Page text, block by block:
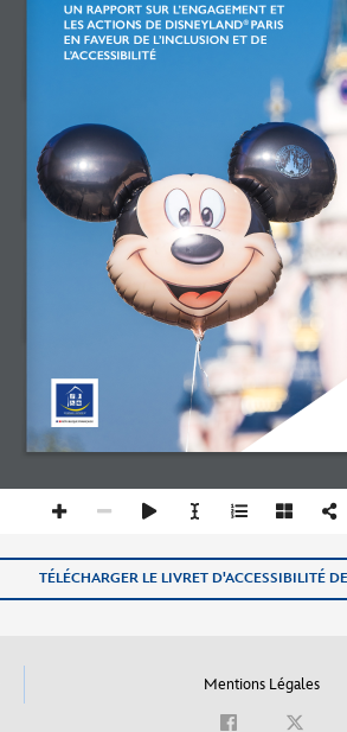
UN RAPPORT SUR L’ENGAGEMENT ET
LES ACTIONS DE DISNEYLAND® PARIS
EN FAVEUR DE L’INCLUSION ET DE
L’ACCESSIBILITÉ
TÉLÉCHARGER LE LIVRET D'ACCESSIBILITÉ
Mentions Légales